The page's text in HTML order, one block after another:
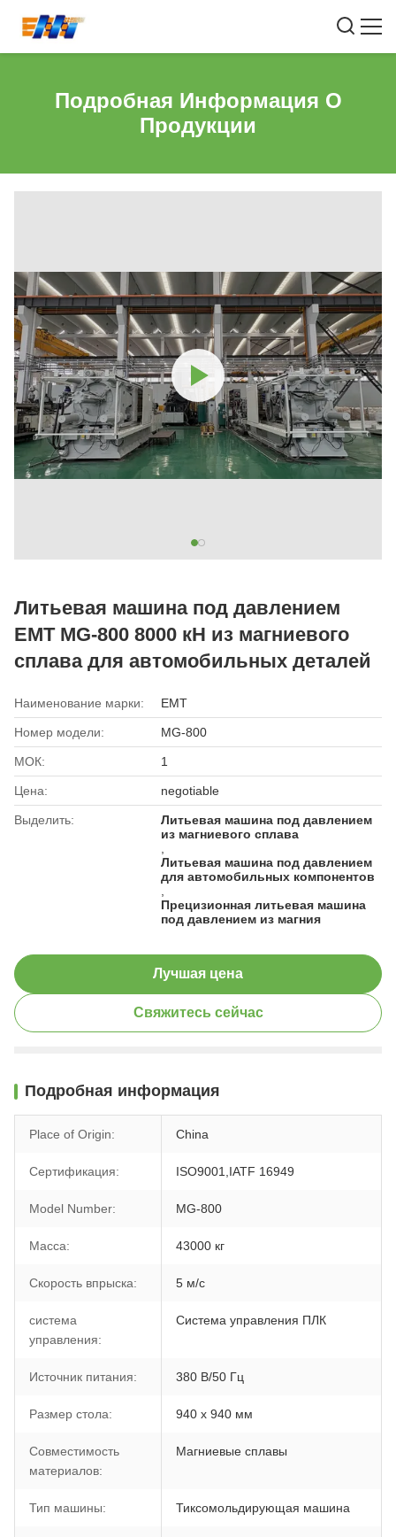
Подробная Информация О
Продукции
Литьевая машина под давлением
EMT MG-800 8000 кН из магниевого
сплава для автомобильных деталей
Наименование марки: EMT
Номер модели: MG-800
МОК: 1
Цена: negotiable
Выделить:
Литьевая машина под давлением
из магниевого сплава
Литьевая машина под давлением
для автомобильных компонентов
Прецизионная литьевая машина
под давлением из магния
Лучшая цена
Свяжитесь сейчас
Подробная информация
Place of Origin: China
Сертификация: ISO9001,IATF 16949
Model Number: MG-800
Масса: 43000 кг
Скорость впрыска: 5 м/с
система
управления:
Система управления ПЛК
Источник питания: 380 В/50 Гц
Размер стола: 940 x 940 мм
Совместимость
материалов:
Магниевые сплавы
Тип машины: Тиксомольдирующая машина